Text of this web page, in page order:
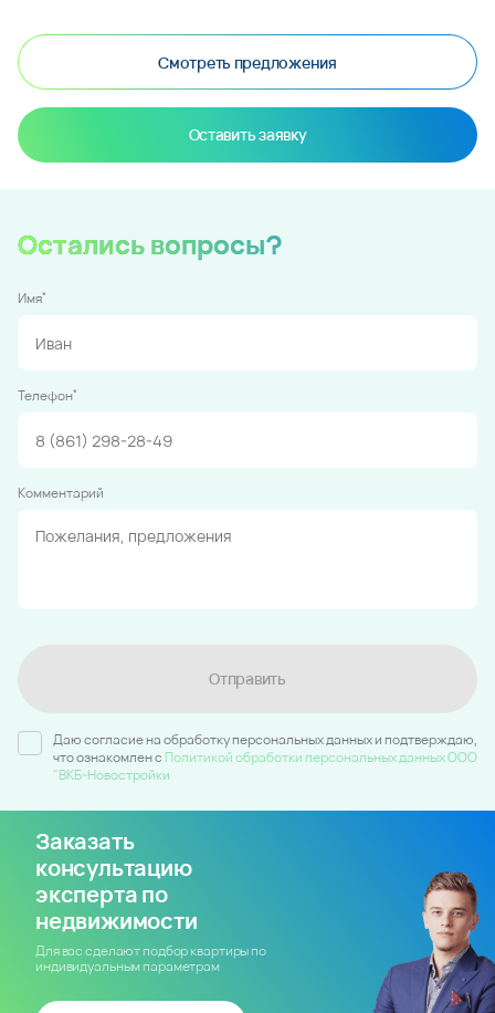
Смотреть предложения
Оставить заявку
Остались вопросы?
Имя*
Телефон*
Комментарий
Отправить
Даю согласие на обработку персональных данных и подтверждаю,
что ознакомлен c Политикой обработки персональных данных ООО
"ВКБ-Новостройки
Заказать
консультацию
эксперта по
недвижимости
Для вас сделают подбор квартиры по
индивидуальным параметрам